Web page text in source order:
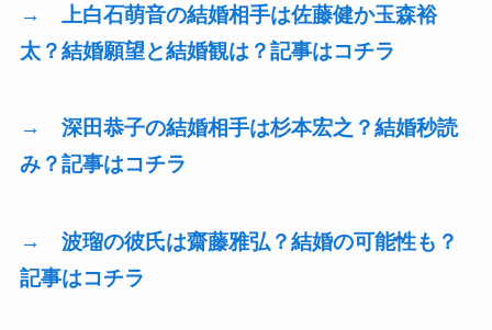
→ 上白石萌音の結婚相手は佐藤健か玉森裕
太？結婚願望と結婚観は？記事はコチラ
→ 深田恭子の結婚相手は杉本宏之？結婚秒読
み？記事はコチラ
→ 波瑠の彼氏は齋藤雅弘？結婚の可能性も？
記事はコチラ